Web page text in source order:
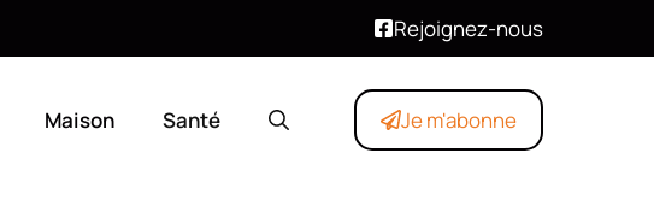
Rejoignez-nous
Maison Santé Je m'abonne